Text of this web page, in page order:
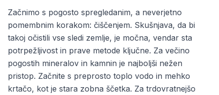
Začnimo s pogosto spregledanim, a neverjetno
pomembnim korakom: čiščenjem. Skušnjava, da bi
takoj očistili vse sledi zemlje, je močna, vendar sta
potrpežljivost in prave metode ključne. Za večino
pogostih mineralov in kamnin je najboljši nežen
pristop. Začnite s preprosto toplo vodo in mehko
krtačo, kot je stara zobna ščetka. Za trdovratnejšo